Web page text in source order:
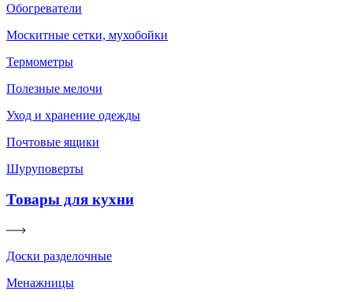
Обогреватели
Москитные сетки, мухобойки
Термометры
Полезные мелочи
Уход и хранение одежды
Почтовые ящики
Шуруповерты
Товары для кухни
Доски разделочные
Менажницы